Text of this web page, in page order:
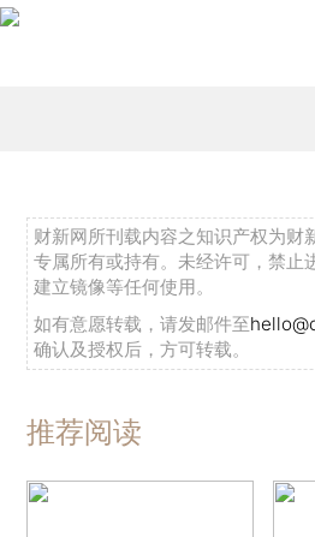
财新网所刊载内容之知识产权为财
专属所有或持有。未经许可，禁止
建立镜像等任何使用。
如有意愿转载，请发邮件至
确认及授权后，方可转载。
推荐阅读